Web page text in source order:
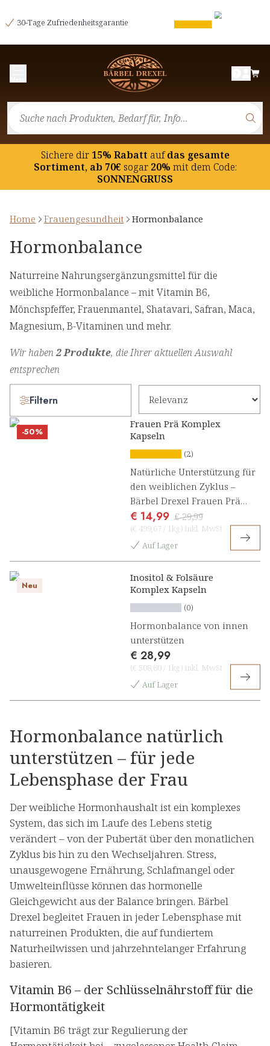
30-Tage Zufriedenheitsgarantie
Sichere dir15% Rabatt aufdas gesamte
Sortiment, ab 70€ sogar20% mit dem Code:
SONNENGRUSS
Home Frauengesundheit Hormonbalance
Hormonbalance
Naturreine Nahrungsergänzungsmittel für die
weibliche Hormonbalance – mit Vitamin B6,
Mönchspfeffer, Frauenmantel, Shatavari, Safran, Maca,
Magnesium, B-Vitaminen und mehr.
Wir haben2 Produkte, die Ihrer aktuellen Auswahl
entsprechen
Filtern
-50%
Frauen Prä Komplex
Kapseln
(2)
Natürliche Unterstützung für
den weiblichen Zyklus –
Bärbel Drexel Frauen Prä
Komplex
€ 14,99 € 29,99
(€ 499,67 / 1kg) inkl. MwSt
Auf Lager
Neu
Inositol & Folsäure
Komplex Kapseln
(0)
Hormonbalance von innen
unterstützen
€ 28,99
(€ 508,60 / 1kg) inkl. MwSt
Auf Lager
Hormonbalance natürlich
unterstützen – für jede
Lebensphase der Frau
Der weibliche Hormonhaushalt ist ein komplexes
System, das sich im Laufe des Lebens stetig
verändert – von der Pubertät über den monatlichen
Zyklus bis hin zu den Wechseljahren. Stress,
unausgewogene Ernährung, Schlafmangel oder
Umwelteinflüsse können das hormonelle
Gleichgewicht aus der Balance bringen. Bärbel
Drexel begleitet Frauen in jeder Lebensphase mit
naturreinen Produkten, die auf fundiertem
Naturheilwissen und jahrzehntelanger Erfahrung
basieren.
Vitamin B6 – der Schlüsselnährstoff für die
Hormontätigkeit
[Vitamin B6 trägt zur Regulierung der